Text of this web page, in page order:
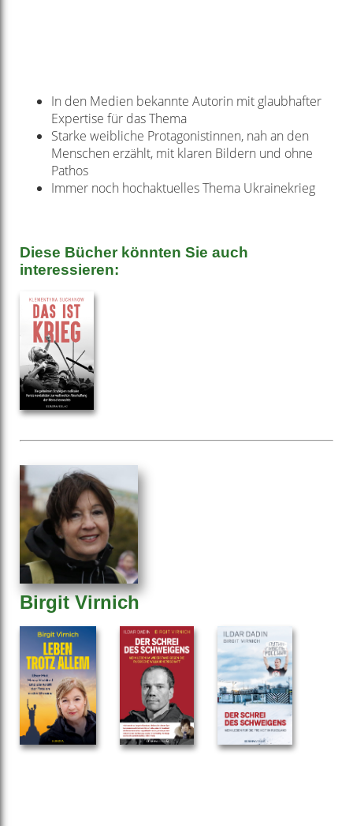
In den Medien bekannte Autorin mit glaubhafter
Expertise für das Thema
Starke weibliche Protagonistinnen, nah an den
Menschen erzählt, mit klaren Bildern und ohne
Pathos
Immer noch hochaktuelles Thema Ukrainekrieg
Diese Bücher könnten Sie auch
interessieren:
Birgit Virnich